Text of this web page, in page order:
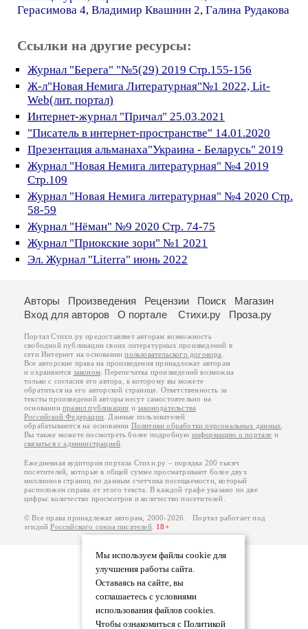
Герасимова 4, Владимир Квашнин 2, Галина Рудакова
Ссылки на другие ресурсы:
Журнал "Берега" "№5(29) 2019 Стр.155-156
Ж-л"Новая Немига Литературная"№1 2022, Lit-
Web(лит. портал)
Интернет-журнал "Причал" 25.03.2021
"Писатель в интернет-пространстве" 14.01.2020
Презентация альманаха"Украина - Беларусь" 2019
Журнал "Новая Немига литературная" №4 2019
Стр.109
Журнал "Новая Немига литературная" №4 2020 Стр.
58-59
Журнал "Нёман" №9 2020 Стр. 74-75
Журнал "Приокские зори" №1 2021
Эл. Журнал "Literra" июнь 2022
Мы используем файлы cookie для
улучшения работы сайта.
Оставаясь на сайте, вы
соглашаетесь с условиями
использования файлов cookies.
Чтобы ознакомиться с Политикой
Авторы Произведения Рецензии Поиск
Магазин
Вход для авторов
О портале Стихи.ру Проза.ру
Портал Стихи.ру предоставляет авторам возможность
свободной публикации своих литературных произведений в
сети Интернет на основаниипользовательского договора
Все авторские права на произведения принадлежат авторам
и охраняются законом . Перепечатка произведений возможна
только с согласия его автора, к которому вы можете
обратиться на его авторской странице. Ответственность за
тексты произведений авторы несут самостоятельно на
основанииправил публикации изаконодательства
Российской Федерации . Данные пользователей
обрабатываются на основании Политики обработки персональных данных
Вы также можете посмотреть более подробную информацию о портале и
связаться с администрацией
Ежедневная аудитория портала Стихи.ру – порядка 200 тысяч
посетителей, которые в общей сумме просматривают более двух
миллионов страниц по данным счетчика посещаемости, который
расположен справа от этого текста. В каждой графе указано по две
цифры: количество просмотров и количество посетителей.
© Все права принадлежат авторам, 2000-2026. Портал работает под
эгидойРоссийского союза писателей. 18+